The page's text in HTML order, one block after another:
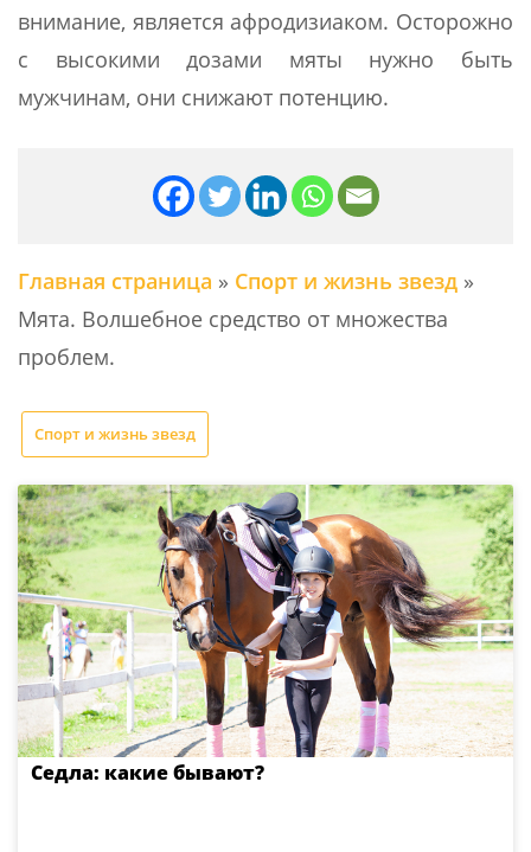
внимание, является афродизиаком. Осторожно
с высокими дозами мяты нужно быть
мужчинам, они снижают потенцию.
Главная страница » Спорт и жизнь звезд »
Мята. Волшебное средство от множества
проблем.
Спорт и жизнь звезд
Седла: какие бывают?